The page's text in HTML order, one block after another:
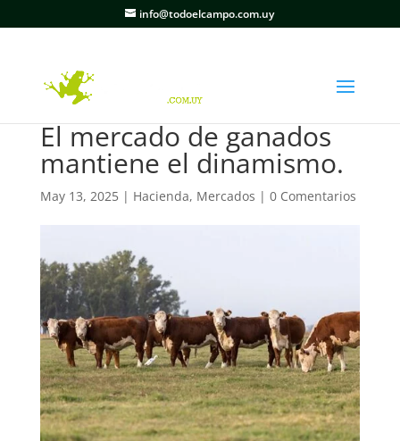
info@todoelcampo.com.uy
El mercado de ganados
mantiene el dinamismo.
May 13, 2025| Hacienda, Mercados | 0 Comentarios